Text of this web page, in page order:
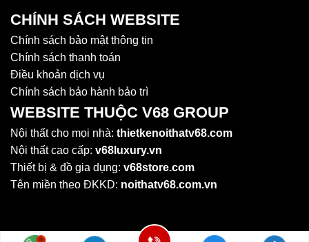
CHÍNH SÁCH WEBSITE
Chính sách bảo mật thông tin
Chính sách thanh toán
Điều khoản dịch vụ
Chính sách bảo hành bảo trì
WEBSITE THUỘC V68 GROUP
Nội thất cho mọi nhà: thietkenoithatv68.com
Nội thất cao cấp: v68luxury.vn
Thiết bị & đồ gia dụng: v68store.com
Tên miền theo ĐKKD: noithatv68.com.vn